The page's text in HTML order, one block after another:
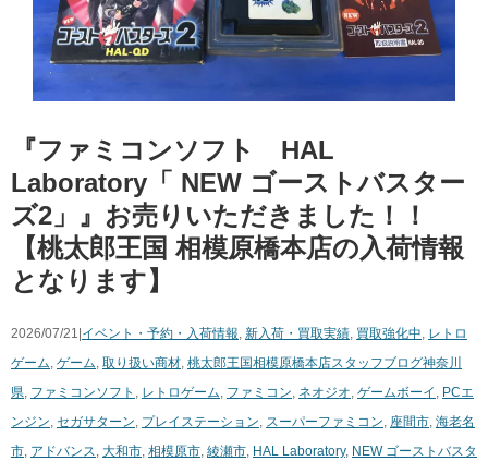
『ファミコンソフト HAL ​
Laboratory「 ​NEW ​ゴーストバスター
ズ2」』お売りいただきました！！
【桃太郎王国 相模原橋本店の入荷情報
となります】
2026/07/21| イベント・予約・入荷情報, 新入荷・買取実績, 買取強化中, レトロ
ゲーム, ゲーム, 取り扱い商材, 桃太郎王国相模原橋本店スタッフブログ神奈川
県, ファミコンソフト , レトロゲーム, ファミコン, ネオジオ, ゲームボーイ , PCエ
ンジン, セガサターン, プレイステーション, スーパーファミコン, 座間市, 海老名
市, アドバンス, 大和市, 相模原市, 綾瀬市, HAL ​Laboratory, NEW ​ゴーストバスタ